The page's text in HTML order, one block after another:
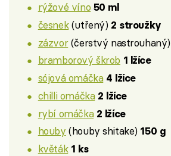
rýžové víno 50 ml
česnek(utřený) 2 stroužky
zázvor(čerstvý nastrouhaný)
bramborový škrob 1 lžíce
sójová omáčka 4 lžíce
chilli omáčka 2 lžíce
rybí omáčka 2 lžíce
houby (houby shitake) 150 g
květák 1 ks